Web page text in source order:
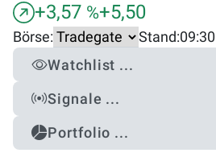
+3,57 %+5,50
Börse: Stand:09:30
Watchlist ...
Signale ...
Portfolio ...